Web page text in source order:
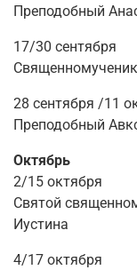
Преподобный
17/30 сентября
28 сентября /11
Преподобный
Октябрь
2/15 октября
Святой
Иустина
4/17 октября